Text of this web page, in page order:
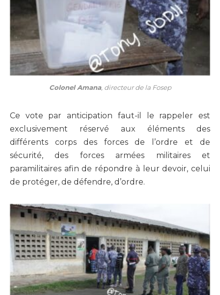
Colonel Amana, directeur de la Fosep
Ce vote par anticipation faut-il le rappeler est
exclusivement réservé aux éléments des
différents corps des forces de l’ordre et de
sécurité, des forces armées militaires et
paramilitaires afin de répondre à leur devoir, celui
de protéger, de défendre, d’ordre.